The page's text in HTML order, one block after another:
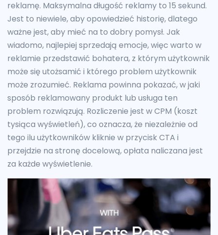
reklamę. Maksymalna długość reklamy to 15 sekund.
Jest to niewiele, aby opowiedzieć historię, dlatego
ważne jest, aby mieć na to dobry pomysł. Jak
wiadomo, najlepiej sprzedają emocje, więc warto w
reklamie przedstawić bohatera, z którym użytkownik
może się utożsamić i którego problem użytkownik
może zrozumieć. Reklama powinna pokazać, w jaki
sposób reklamowany produkt lub usługa ten
problem rozwiązują. Rozliczenie jest w CPM (koszt
tysiąca wyświetleń), co oznacza, że niezależnie od
tego ilu użytkowników kliknie w przycisk CTA i
przejdzie na stronę docelową, opłata naliczana jest
za każde wyświetlenie.